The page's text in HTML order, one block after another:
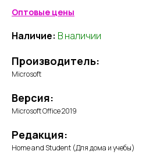
Оптовые цены
Наличие: В наличии
Производитель:
Microsoft
Версия:
Microsoft Office 2019
Редакция:
Home and Student (Для дома и учебы)